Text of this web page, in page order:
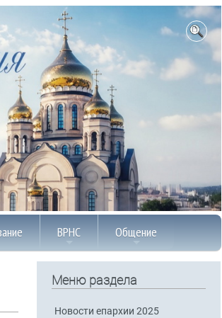
ВРНС Общение
Меню раздела
Новости епархии 2025